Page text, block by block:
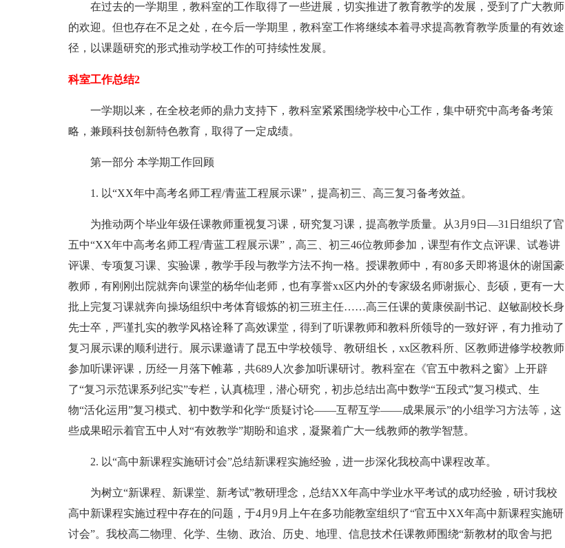
在过去的一学期里，教科室的工作取得了一些进展，切实推进了教育教学的发展，受到了广大教师
的欢迎。但也存在不足之处，在今后一学期里，教科室工作将继续本着寻求提高教育教学质量的有效途
径，以课题研究的形式推动学校工作的可持续性发展。
科室工作总结2
一学期以来，在全校老师的鼎力支持下，教科室紧紧围绕学校中心工作，集中研究中高考备考策
略，兼顾科技创新特色教育，取得了一定成绩。
第一部分 本学期工作回顾
1. 以“XX年中高考名师工程/青蓝工程展示课”，提高初三、高三复习备考效益。
为推动两个毕业年级任课教师重视复习课，研究复习课，提高教学质量。从3月9日—31日组织了官
五中“XX年中高考名师工程/青蓝工程展示课”，高三、初三46位教师参加，课型有作文点评课、试卷讲
评课、专项复习课、实验课，教学手段与教学方法不拘一格。授课教师中，有80多天即将退休的谢国豪
教师，有刚刚出院就奔向课堂的杨华仙老师，也有享誉xx区内外的专家级名师谢振心、彭硕，更有一大
批上完复习课就奔向操场组织中考体育锻炼的初三班主任……高三任课的黄康侯副书记、赵敏副校长身
先士卒，严谨扎实的教学风格诠释了高效课堂，得到了听课教师和教科所领导的一致好评，有力推动了
复习展示课的顺利进行。展示课邀请了昆五中学校领导、教研组长，xx区教科所、区教师进修学校教师
参加听课评课，历经一月落下帷幕，共689人次参加听课研讨。教科室在《官五中教科之窗》上开辟
了“复习示范课系列纪实”专栏，认真梳理，潜心研究，初步总结出高中数学“五段式”复习模式、生
物“活化运用”复习模式、初中数学和化学“质疑讨论——互帮互学——成果展示”的小组学习方法等，这
些成果昭示着官五中人对“有效教学”期盼和追求，凝聚着广大一线教师的教学智慧。
2. 以“高中新课程实施研讨会”总结新课程实施经验，进一步深化我校高中课程改革。
为树立“新课程、新课堂、新考试”教研理念，总结XX年高中学业水平考试的成功经验，研讨我校
高中新课程实施过程中存在的问题，于4月9月上午在多功能教室组织了“官五中XX年高中新课程实施研
讨会”。我校高二物理、化学、生物、政治、历史、地理、信息技术任课教师围绕“新教材的取舍与把